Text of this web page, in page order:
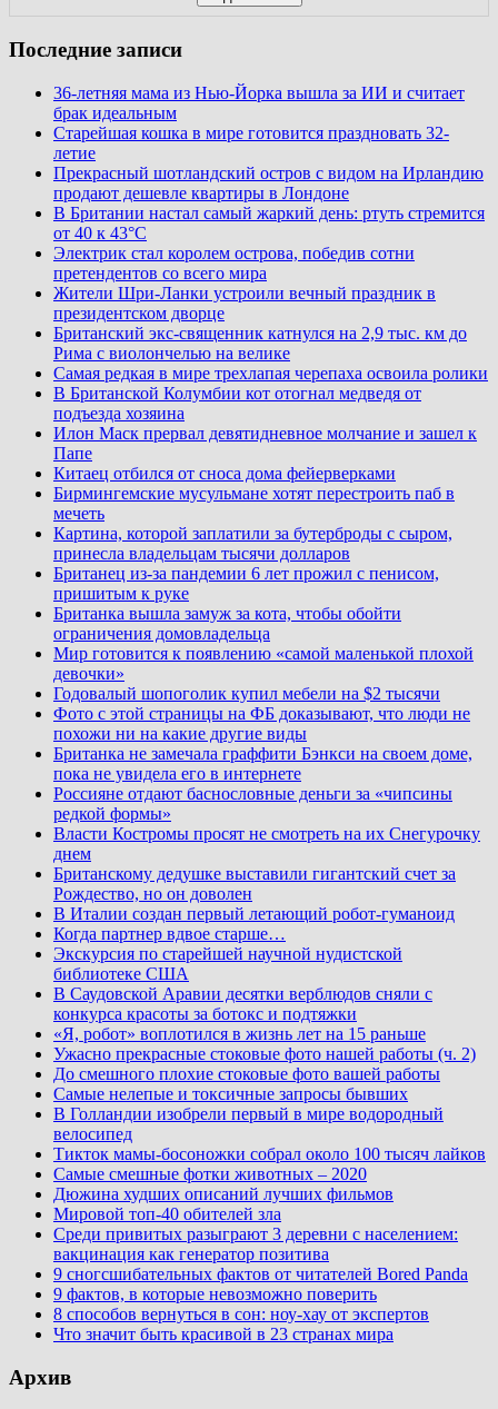
Последние записи
36-летняя мама из Нью-Йорка вышла за ИИ и считает
брак идеальным
Старейшая кошка в мире готовится праздновать 32-
летие
Прекрасный шотландский остров с видом на Ирландию
продают дешевле квартиры в Лондоне
В Британии настал самый жаркий день: ртуть стремится
от 40 к 43°C
Электрик стал королем острова, победив сотни
претендентов со всего мира
Жители Шри-Ланки устроили вечный праздник в
президентском дворце
Британский экс-священник катнулся на 2,9 тыс. км до
Рима с виолончелью на велике
Самая редкая в мире трехлапая черепаха освоила ролики
В Британской Колумбии кот отогнал медведя от
подъезда хозяина
Илон Маск прервал девятидневное молчание и зашел к
Папе
Китаец отбился от сноса дома фейерверками
Бирмингемские мусульмане хотят перестроить паб в
мечеть
Картина, которой заплатили за бутерброды с сыром,
принесла владельцам тысячи долларов
Британец из-за пандемии 6 лет прожил с пенисом,
пришитым к руке
Британка вышла замуж за кота, чтобы обойти
ограничения домовладельца
Мир готовится к появлению «самой маленькой плохой
девочки»
Годовалый шопоголик купил мебели на $2 тысячи
Фото с этой страницы на ФБ доказывают, что люди не
похожи ни на какие другие виды
Британка не замечала граффити Бэнкси на своем доме,
пока не увидела его в интернете
Россияне отдают баснословные деньги за «чипсины
редкой формы»
Власти Костромы просят не смотреть на их Снегурочку
днем
Британскому дедушке выставили гигантский счет за
Рождество, но он доволен
В Италии создан первый летающий робот-гуманоид
Когда партнер вдвое старше…
Экскурсия по старейшей научной нудистской
библиотеке США
В Саудовской Аравии десятки верблюдов сняли с
конкурса красоты за ботокс и подтяжки
«Я, робот» воплотился в жизнь лет на 15 раньше
Ужасно прекрасные стоковые фото нашей работы (ч. 2)
До смешного плохие стоковые фото вашей работы
Самые нелепые и токсичные запросы бывших
В Голландии изобрели первый в мире водородный
велосипед
Тикток мамы-босоножки собрал около 100 тысяч лайков
Самые смешные фотки животных – 2020
Дюжина худших описаний лучших фильмов
Мировой топ-40 обителей зла
Среди привитых разыграют 3 деревни с населением:
вакцинация как генератор позитива
9 сногсшибательных фактов от читателей Bored Panda
9 фактов, в которые невозможно поверить
8 способов вернуться в сон: ноу-хау от экспертов
Что значит быть красивой в 23 странах мира
Архив